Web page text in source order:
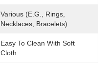
Various (e.g., Rings,
Necklaces, Bracelets)
Easy To Clean With Soft
Cloth